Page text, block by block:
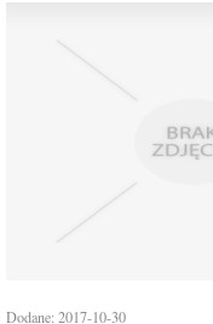
Dodane: 2017-10-30